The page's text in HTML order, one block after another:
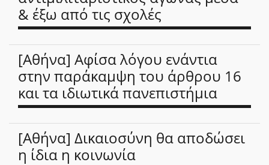
& έξω από τις σχολές
[Αθήνα] Αφίσα λόγου ενάντια
στην παράκαμψη του άρθρου 16
και τα ιδιωτικά πανεπιστήμια
[Αθήνα] Δικαιοσύνη θα αποδώσει
η ίδια η κοινωνία